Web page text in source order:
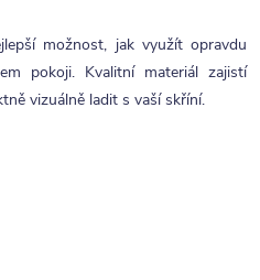
možnost, jak využít opravdu
pokoji. Kvalitní materiál zajistí
vizuálně ladit s vaší skříní.